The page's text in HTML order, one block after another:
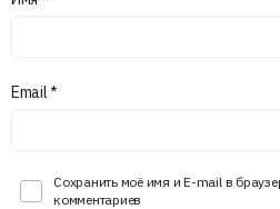
Email*
Сохранить моё имя и E-mail в
комментариев